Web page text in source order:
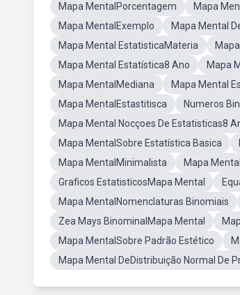
Mapa MentalPorcentagem
Mapa
Mapa MentalExemplo
Mapa Mental
Mapa Mental EstatisticaMateria
Mapa Mental Estatística8 Ano
Mapa
Mapa MentalMediana
Mapa Mental
Mapa MentalEstastitisca
Numeros
Mapa Mental Nocçoes De Estatisticas8
Mapa MentalSobre Estatística Basica
Mapa MentalMinimalista
Mapa
Graficos EstatisticosMapa Mental
Mapa MentalNomenclaturas Binomiais
Zea Mays BinominalMapa Mental
Mapa MentalSobre Padrão Estético
Mapa Mental DeDistribuição Normal De